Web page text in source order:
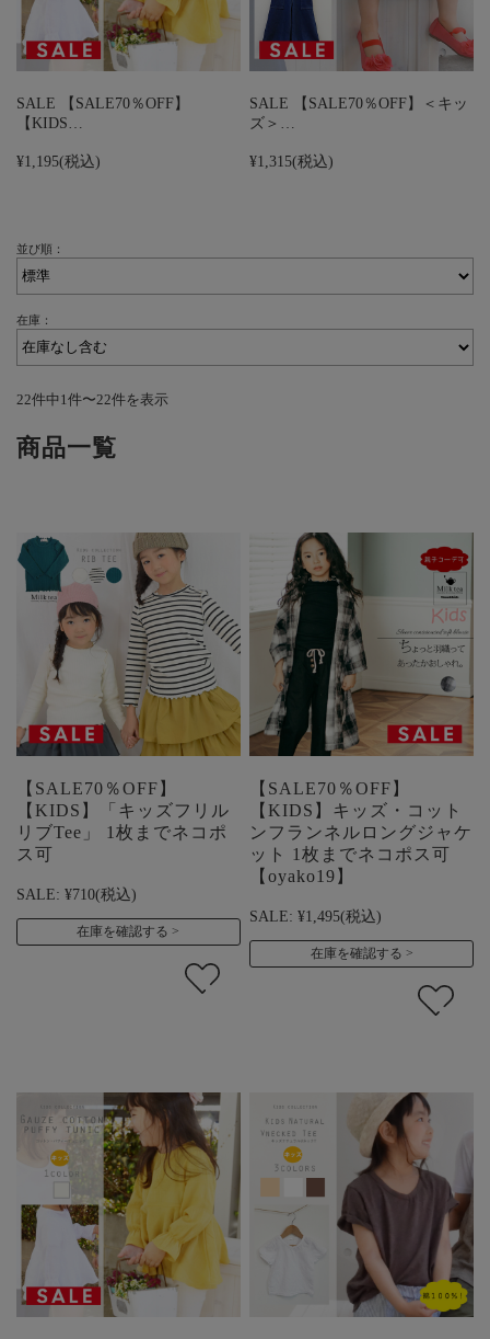
SALE 【SALE70％OFF】
【KIDS…
¥1,195(税込)
SALE 【SALE70％OFF】＜キッ
ズ＞…
¥1,315(税込)
並び順：
在庫：
22件中1件〜22件を表示
商品一覧
【SALE70％OFF】
【KIDS】「キッズフリル
リブTee」 1枚までネコポ
ス可
SALE: ¥710(税込)
在庫を確認する
【SALE70％OFF】
【KIDS】キッズ・コット
ンフランネルロングジャケ
ット 1枚までネコポス可
【oyako19】
SALE: ¥1,495(税込)
在庫を確認する